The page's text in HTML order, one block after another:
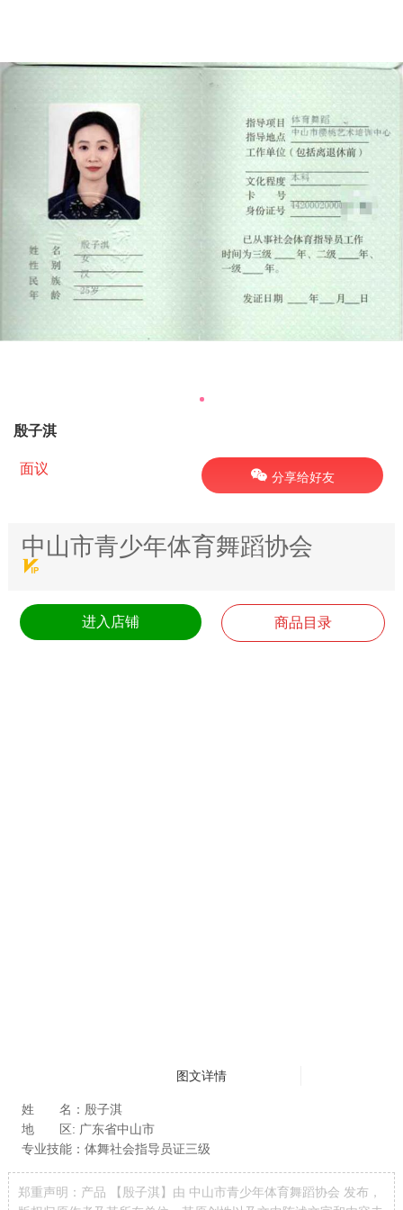
殷子淇
面议
分享给好友
中山市青少年体育舞蹈协会
进入店铺 商品目录
图文详情
姓 名：殷子淇
地 区: 广东省中山市
专业技能：体舞社会指导员证三级
郑重声明：产品 【殷子淇】由 中山市青少年体育舞蹈协会 发布，